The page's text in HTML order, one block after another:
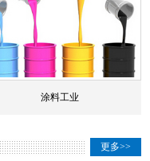
涂料工业
更多>>